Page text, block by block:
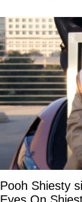
Pooh Shiesty